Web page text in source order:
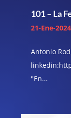
101 – La
21-Ene-2024
Antonio
"En...